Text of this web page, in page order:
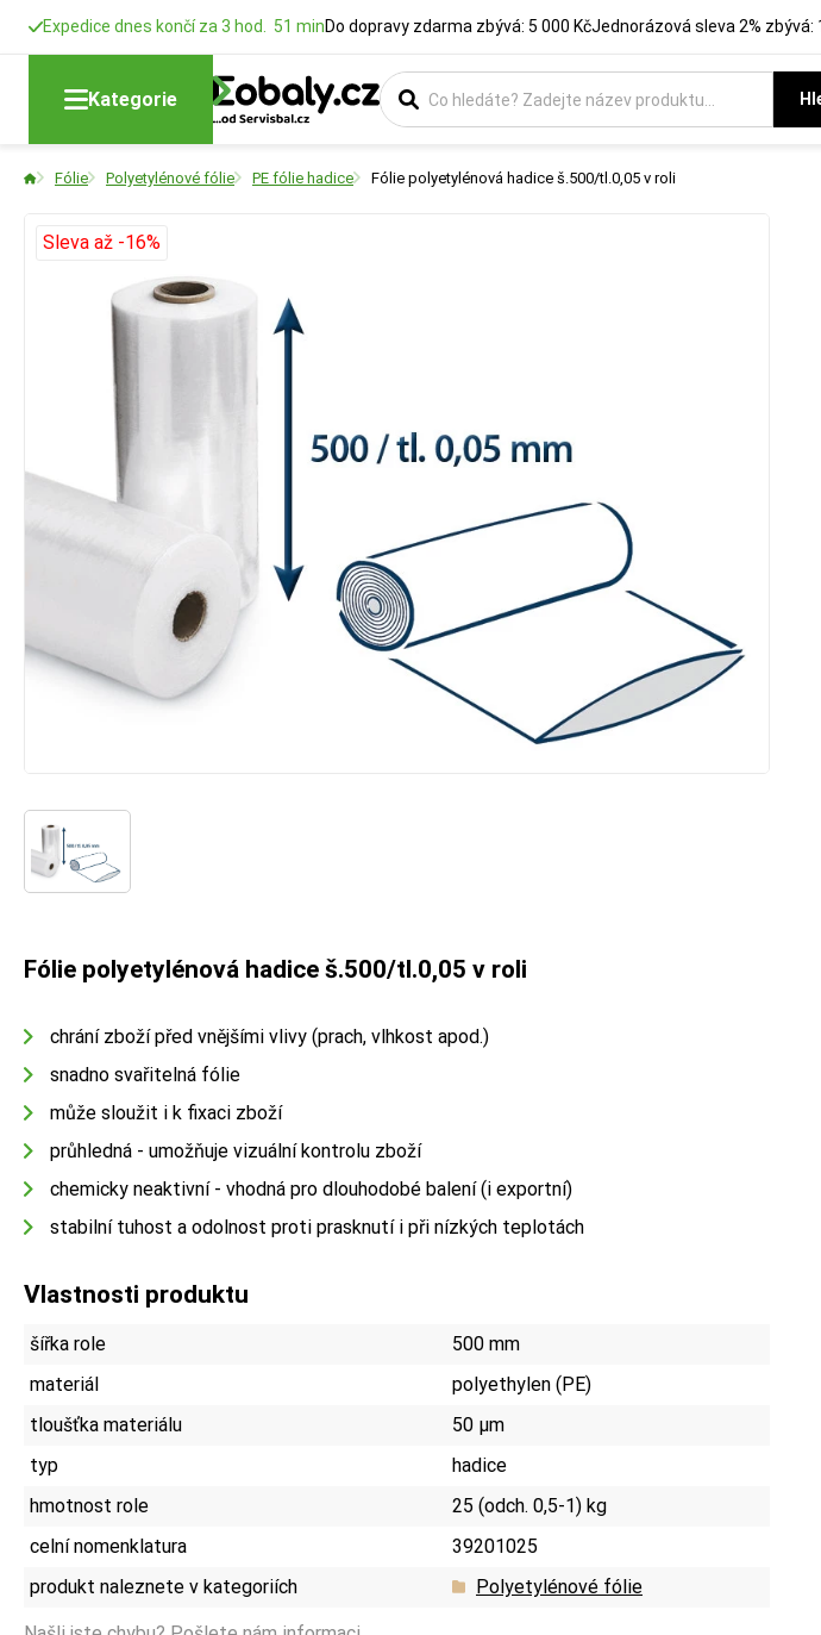
Expedice dnes končí za 3 hod. 51 minDo dopravy zdarma zbývá: 5 000 KčJednorázová sleva 2% zbývá:
Kategorie
Fólie Polyetylénové fólie PE fólie hadice Fólie polyetylénová hadice š.500/tl.0,05 v roli
Sleva až -16%
Fólie polyetylénová hadice š.500/tl.0,05 v roli
chrání zboží před vnějšími vlivy (prach, vlhkost apod.)
snadno svařitelná fólie
může sloužit i k fixaci zboží
průhledná - umožňuje vizuální kontrolu zboží
chemicky neaktivní - vhodná pro dlouhodobé balení (i exportní)
stabilní tuhost a odolnost proti prasknutí i při nízkých teplotách
Vlastnosti produktu
šířka role
500 mm
materiál
polyethylen (PE)
tloušťka materiálu
50 µm
typ
hadice
hmotnost role
25 (odch. 0,5-1) kg
celní nomenklatura
39201025
produkt naleznete v kategoriích
Polyetylénové fólie